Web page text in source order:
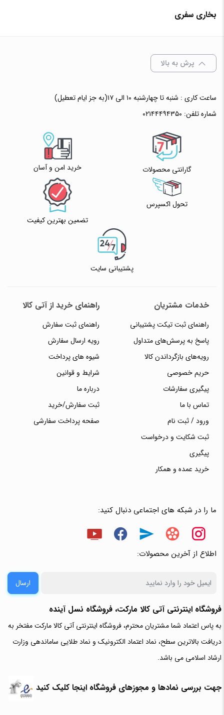
در حال حاضر این محصول در انبار موجود نیست و در دسترس نمی باشد.
بخاری سفری
پرش به بالا
ساعت کاری : شنبه تا چهارشنبه ۱۰ الی ۱۷(به جز ایام تعطیل)
شماره تلفن: ۰۲۱۴۴۴۹۴۳۵۰
گارانتی محصولات خرید امن و آسان
تحول اکسپرس
تضمین بهترین کیفیت
پشتیبانی سایت
خدمات مشتریان
راهنمای ثبت تیکت پشتیبانی
پاسخ به پرسش‌های متداول
رویه‌های بازگرداندن کالا
حریم خصوصی
پیگیری سفارشات
تماس با ما
ورود / ثبت نام
ثبت شکایت و درخواست
پیگیری
خرید عمده و همکار
راهنمای خرید از آتی کالا
راهنمای ثبت سفارش
رویه ارسال سفارش
شیوه های پرداخت
شرایط و قوانین
درباره ما
ثبت سفارش/خرید
صفحه پرداخت سفارشی
ما را در شبکه های اجتماعی دنبال کنید:
اطلاع از آخرین محصولات:
ارسال
فروشگاه اینترنتی آتی‌ کالا مارکت، فروشگاه نسل آینده
به پاس اعتماد شما مشتریان محترم، فروشگاه اینترنتی آتی کالا مارکت مفتخر به
دریافت بالاترین سطح، نماد اعتماد الکترونیک و نماد طلایی ساماندهی وزارت
ارشاد اسلامی می باشد.
جهت بررسی نمادها و مجوزهای فروشگاه اینجا کلیک کنید